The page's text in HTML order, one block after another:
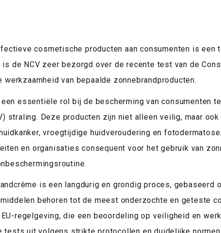
cosmetische producten aan consumenten is een
de NCV zeer bezorgd over de recente test van de
van bepaalde zonnebrandproducten.
essentiële rol bij de bescherming van consumenten
straling. Deze producten zijn niet alleen veilig, maar
vroegtijdige huidveroudering en
en organisaties consequent voor het gebruik van
is een langdurig en grondig proces, gebaseerd
behoren tot de meest onderzochte en geteste
regelgeving, die een beoordeling op veiligheid en